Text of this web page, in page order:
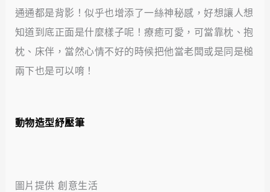
通通都是背影！似乎也增添了一絲神秘感，好想讓人想
知道到底正面是什麼樣子呢！療癒可愛，可當靠枕、抱
枕、床伴，當然心情不好的時候把他當老闆或是同是槌
兩下也是可以唷！
動物造型紓壓筆
圖片提供 創意生活